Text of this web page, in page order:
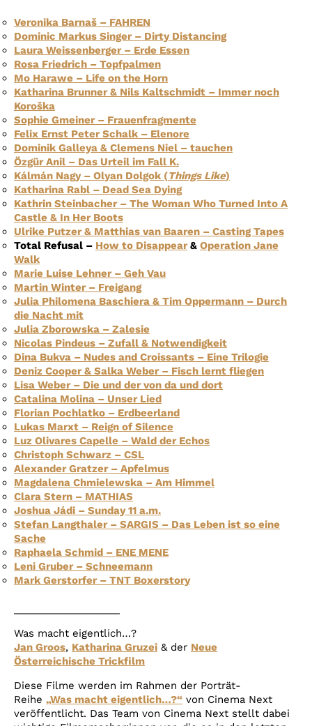
Veronika Barnaš – FAHREN
Dominic Markus Singer – Dirty Distancing
Laura Weissenberger – Erde Essen
Rosa Friedrich – Topfpalmen
Mo Harawe – Life on the Horn
Katharina Brunner & Nils Kaltschmidt – Immer noch
Koroška
Sophie Gmeiner – Frauenfragmente
Felix Ernst Peter Schalk – Elenore
Dominik Galleya & Clemens Niel – tauchen
Özgür Anil – Das Urteil im Fall K.
Kálmán Nagy – Olyan Dolgok (Things Like)
Katharina Rabl – Dead Sea Dying
Kathrin Steinbacher – The Woman Who Turned Into A
Castle & In Her Boots
Ulrike Putzer & Matthias van Baaren – Casting Tapes
Total Refusal – How to Disappear& Operation Jane
Walk
Marie Luise Lehner – Geh Vau
Martin Winter – Freigang
Julia Philomena Baschiera & Tim Oppermann – Durch
die Nacht mit
Julia Zborowska – Zalesie
Nicolas Pindeus – Zufall & Notwendigkeit
Dina Bukva – Nudes and Croissants – Eine Trilogie
Deniz Cooper & Salka Weber – Fisch lernt fliegen
Lisa Weber – Die und der von da und dort
Catalina Molina – Unser Lied
Florian Pochlatko – Erdbeerland
Lukas Marxt – Reign of Silence
Luz Olivares Capelle – Wald der Echos
Christoph Schwarz – CSL
Alexander Gratzer – Apfelmus
Magdalena Chmielewska – Am Himmel
Clara Stern – MATHIAS
Joshua Jádi – Sunday 11 a.m.
Stefan Langthaler – SARGIS – Das Leben ist so eine
Sache
Raphaela Schmid – ENE MENE
Leni Gruber – Schneemann
Mark Gerstorfer – TNT Boxerstory
Was macht eigentlich…?
Jan Groos, Katharina Gruzei & der Neue
Österreichische Trickfilm
Diese Filme werden im Rahmen der Porträt-
Reihe „Was macht eigentlich…?“ von Cinema Next
veröffentlicht. Das Team von Cinema Next stellt dabei